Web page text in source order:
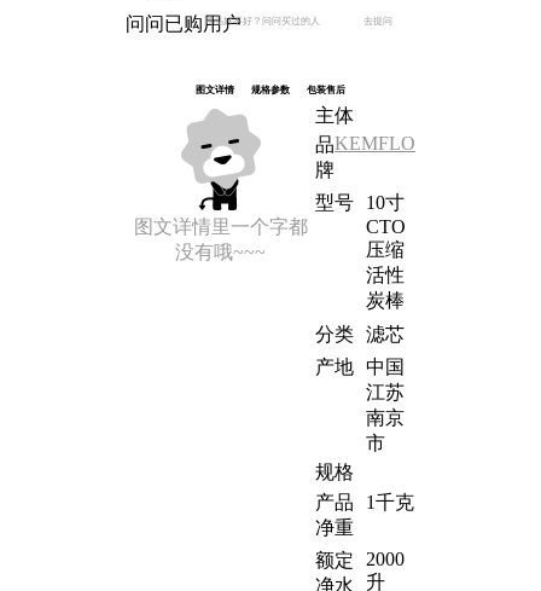
问问已购用户商品好不好？问问买过的人 去提问
图文详情 规格参数 包装售后
图文详情里一个字都
没有哦~~~
主体
品
牌
KEMFLO
型号
10寸
CTO
压缩
活性
炭棒
分类 滤芯
产地 中国
江苏
南京
市
规格
产品
净重
1千克
额定
净水
2000
升